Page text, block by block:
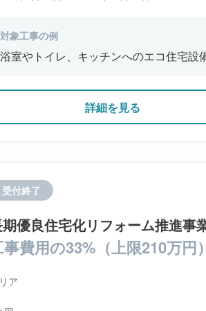
対象工事の例
浴室やトイレ、キッチンへのエコ住宅
詳細を見る
受付終了
優良住宅化リフォーム推進事
費用の33%（上限210万円）
ア